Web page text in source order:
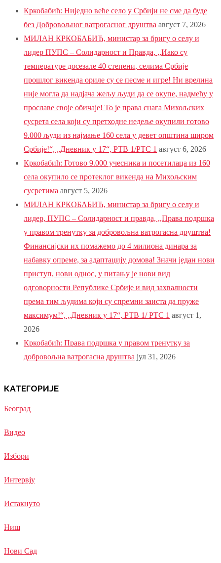
Кркобабић: Ниједно веће село у Србији не сме да буде
без Добровољног ватрогасног друштва август 7, 2026
МИЛАН КРКОБАБИЋ, министар за бригу о селу и
лидер ПУПС – Солидарност и Правда, ,,Иако су
температуре досезале 40 степени, селима Србије
прошлог викенда ориле су се песме и игре! Ни врелина
није могла да надјача жељу људи да се окупе, надмећу у
прославе своје обичаје! То је права снага Михољских
сусрета села који су претходне недеље окупили готово
9.000 људи из најмање 160 села у девет општина широм
Србије!“, „Дневник у 17“, РТВ 1/РТС 1 август 6, 2026
Кркобабић: Готово 9.000 учесника и посетилаца из 160
села окупило се протеклог викенда на Михољским
сусретима август 5, 2026
МИЛАН КРКОБАБИЋ, министар за бригу о селу и
лидер, ПУПС – Солидарност и правда, ,,Права подршка
у правом тренутку за добровољна ватрогасна друштва!
Финансијски их помажемо до 4 милиона динара за
набавку опреме, за адаптацију домова! Значи један нови
приступ, нови однос, у питању је нови вид
одговорности Републике Србије и вид захвалности
према тим људима који су спремни заиста да пруже
максимум!“, „Дневник у 17“, РТВ 1/ РТС 1 август 1,
2026
Кркобабић: Права подршка у правом тренутку за
добровољна ватрогасна друштва јул 31, 2026
КАТЕГОРИЈЕ
Београд
Видео
Избори
Интервју
Истакнуто
Ниш
Нови Сад